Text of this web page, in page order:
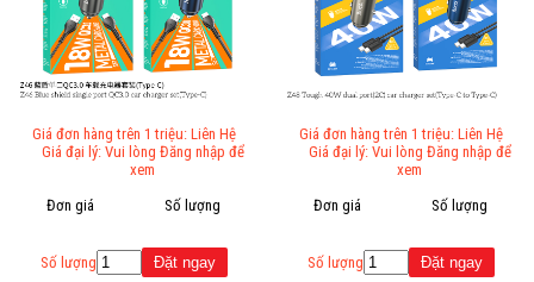
Giá đơn hàng trên 1 triệu: Liên Hệ
Giá đại lý: Vui lòng Đăng nhập để
xem
Đơn giá
Số lượng
Số lượng
Giá đơn hàng trên 1 triệu: Liên Hệ
Giá đại lý: Vui lòng Đăng nhập để
xem
Đơn giá
Số lượng
Số lượng